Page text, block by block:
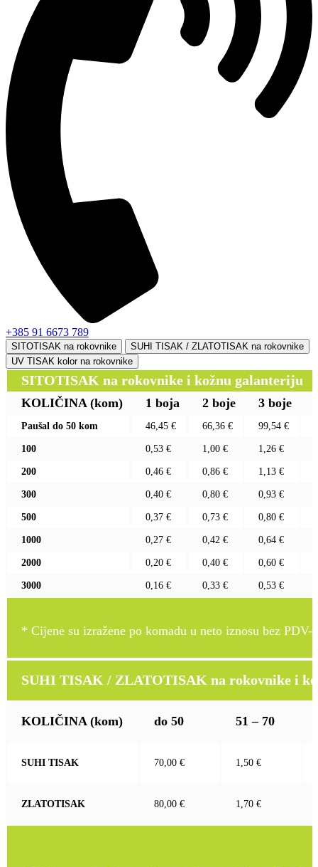
+385 91 6673 789
SITOTISAK na rokovnike
SUHI TISAK / ZLATOTISAK na rokovnike
UV TISAK kolor na rokovnike
SITOTISAK na rokovnike i kožnu galanteriju
KOLIČINA (kom) 1 boja 2 boje 3 boje
Paušal do 50 kom 46,45 € 66,36 € 99,54 €
100 0,53 € 1,00 € 1,26 €
200 0,46 € 0,86 € 1,13 €
300 0,40 € 0,80 € 0,93 €
500 0,37 € 0,73 € 0,80 €
1000 0,27 € 0,42 € 0,64 €
2000 0,20 € 0,40 € 0,60 €
3000 0,16 € 0,33 € 0,53 €
* Cijene su izražene po komadu u neto iznosu bez PDV-
SUHI TISAK / ZLATOTISAK na rokovnike i
KOLIČINA (kom) do 50 51 – 70
SUHI TISAK 70,00 € 1,50 €
ZLATOTISAK 80,00 € 1,70 €